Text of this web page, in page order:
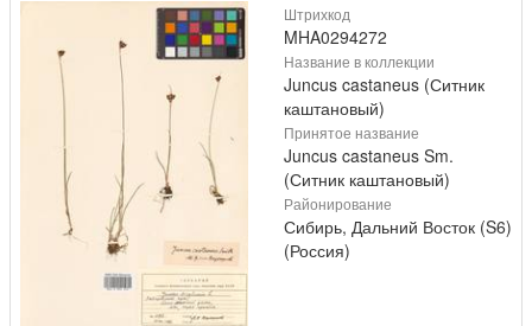
Штрихкод
MHA0294272
Название в коллекции
Juncus castaneus (Ситник
каштановый)
Принятое название
Juncus castaneus Sm.
(Ситник каштановый)
Районирование
Сибирь, Дальний Восток (S6)
(Россия)